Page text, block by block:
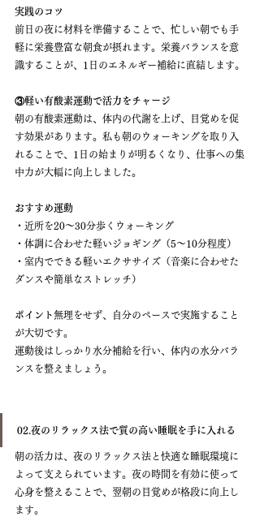
実践のコツ
前日の夜に材料を準備することで、忙しい朝でも手
軽に栄養豊富な朝食が摂れます。栄養バランスを意
識することが、1日のエネルギー補給に直結します。
③軽い有酸素運動で活力をチャージ
朝の有酸素運動は、体内の代謝を上げ、目覚めを促
す効果があります。私も朝のウォーキングを取り入
れることで、1日の始まりが明るくなり、仕事への集
中力が大幅に向上しました。
おすすめ運動
・近所を20〜30分歩くウォーキング
・体調に合わせた軽いジョギング（5〜10分程度）
・室内でできる軽いエクササイズ（音楽に合わせた
ダンスや簡単なストレッチ）
ポイント無理をせず、自分のペースで実施すること
が大切です。
運動後はしっかり水分補給を行い、体内の水分バラ
ンスを整えましょう。
02.夜のリラックス法で質の高い睡眠を手に入れる
朝の活力は、夜のリラックス法と快適な睡眠環境に
よって支えられています。夜の時間を有効に使って
心身を整えることで、翌朝の目覚めが格段に向上し
ます。